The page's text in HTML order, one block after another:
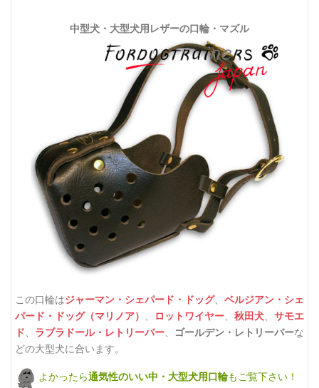
中型犬・大型犬用レザーの口輪・マズル
この口輪はジャーマン・シェパード・ドッグ、 ベルジアン・シェ
パード・ドッグ（マリノア）
ロットワイヤー 秋田犬
サモエ
ド
ラブラドール・レトリーバー ゴールデン・レトリーバーな
どの大型犬に合います。
よかったら通気性のいい中・大型犬用口輪もご覧下さい！